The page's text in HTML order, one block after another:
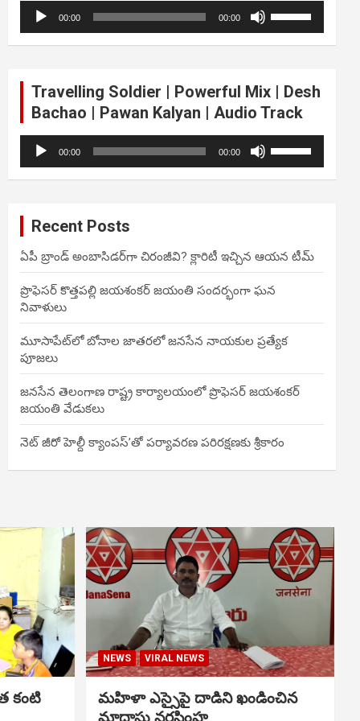
Audio
Player
00:00 00:00
Arrow
increase
or
Travelling Soldier | Powerful Mix | Desh
Bachao | Pawan Kalyan | Audio Track
Audio
Player
00:00 00:00
Arrow
decrease
Recent Posts
ఏపీ బ్రాండ్ అంబాసిడర్‌గా చిరంజీవి? క్లారిటీ ఇచ్చిన ఆయన టీమ్
ప్రొఫెసర్ కొత్తపల్లి జయశంకర్ జయంతి సందర్భంగా ఘన
నివాళులు
మూసాపేట్‌లో బోనాల జాతరలో జనసేన నాయకుల ప్రత్యేక
పూజలు
జనసేన తెలంగాణ రాష్ట్ర కార్యాలయంలో ప్రొఫెసర్ జయశంకర్
జయంతి వేడుకలు
నెట్ జీరో హెల్దీ క్యాంపస్’తో పర్యావరణ పరిరక్షణకు శ్రీకారం
కంటి
NEWS VIRAL NEWS
మహిళా ఎస్సైపై దాడిని ఖండించిన
మాదాసు నరసింహ